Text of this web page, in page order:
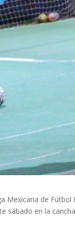
Mexicana de
sábado en la